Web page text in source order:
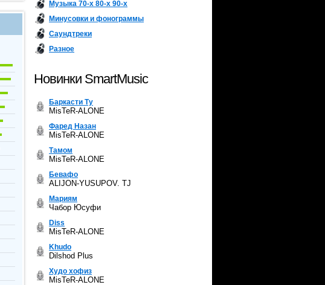
Музыка 70-х 80-х 90-х
Минусовки и фонограммы
Саундтреки
Разное
Новинки SmartMusic
Баркасти Ту
MisTeR-ALONE
Фаред Назан
MisTeR-ALONE
Тамом
MisTeR-ALONE
Бевафо
ALIJON-YUSUPOV. TJ
Мариям
Чабор Юсуфи
Diss
MisTeR-ALONE
Khudo
Dilshod Plus
Худо хофиз
MisTeR-ALONE